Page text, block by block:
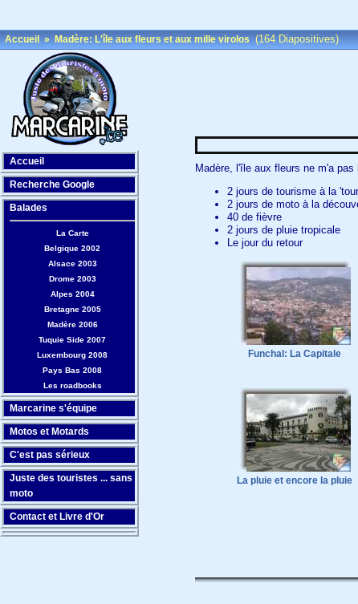
Accueil»Madère: L'île aux fleurs et aux mille virolos (164 Diapositives)
Madère, l'île aux fleurs ne m'a
2 jours de tourisme à la
2 jours de moto à la
40 de fièvre
2 jours de pluie tropicale
Le jour du retour
Funchal: La Capitale
La pluie et encore la pluie
Accueil
Recherche Google
Balades
La Carte
Belgique 2002
Alsace 2003
Drome 2003
Alpes 2004
Bretagne 2005
Madère 2006
Tuquie Side 2007
Luxembourg 2008
Pays Bas 2008
Les roadbooks
Marcarine s'équipe
Motos et Motards
C'est pas sérieux
Juste des touristes ... sans
moto
Contact et Livre d'Or